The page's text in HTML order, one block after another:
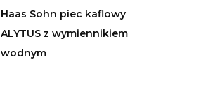
Haas Sohn piec kaflowy
ALYTUS z wymiennikiem
wodnym